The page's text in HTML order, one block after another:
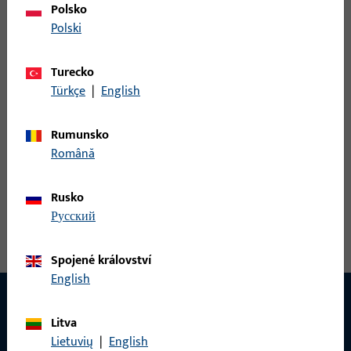
200x24x26x2
WINKELSCHLIESSBLECHE DIN LS AUS NICHTROST.STAHL,ABGER.,
200x24x26x2
Zobrazit všechny varianty
KONTAKT
Polsko
Polski
Turecko
Türkçe | English
Rumunsko
Română
Rusko
русский
Spojené království
English
Litva
Lietuvių | English